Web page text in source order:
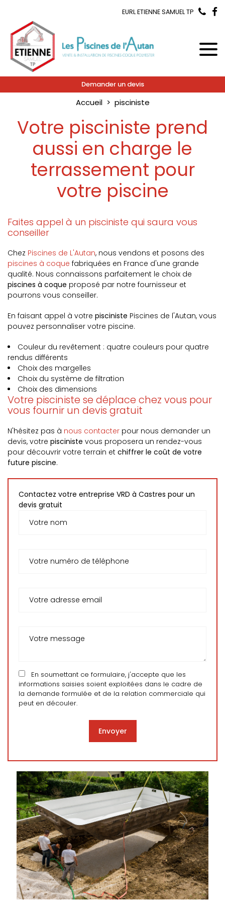
EURL ETIENNE SAMUEL TP
Demander un devis
Accueil pisciniste
Votre pisciniste prend
aussi en charge le
terrassement pour
votre piscine
Faites appel à un pisciniste qui saura vous
conseiller
Chez Piscines de L'Autan, nous vendons et posons des
piscines à coque fabriquées en France d'une grande
qualité. Nous connaissons parfaitement le choix de
piscines à coque proposé par notre fournisseur et
pourrons vous conseiller.
En faisant appel à votre pisciniste Piscines de l'Autan, vous
pouvez personnaliser votre piscine.
Couleur du revêtement : quatre couleurs pour quatre
rendus différents
Choix des margelles
Choix du système de filtration
Choix des dimensions
Votre pisciniste se déplace chez vous pour
vous fournir un devis gratuit
N'hésitez pas à nous contacter pour nous demander un
devis, votre pisciniste vous proposera un rendez-vous
pour découvrir votre terrain et chiffrer le coût de votre
future piscine.
Contactez votre entreprise VRD à Castres pour un
devis gratuit
En soumettant ce formulaire, j'accepte que les
informations saisies soient exploitées dans le cadre de
la demande formulée et de la relation commerciale qui
peut en découler.